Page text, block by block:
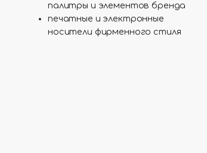
палитры и элементов бренда
печатные и электронные
носители фирменного стиля